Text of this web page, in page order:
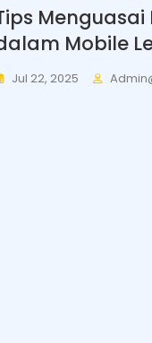
Mobile
Jul 22, 2025